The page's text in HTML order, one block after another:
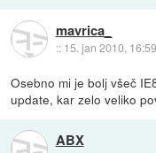
mavrica_
:: 15. jan 2010, 16:59
Osebno mi je bolj všeč
update, kar zelo veliko
ABX